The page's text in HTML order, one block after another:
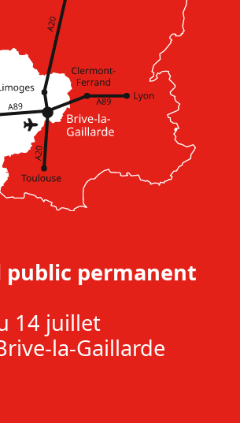
public permanent
14 juillet
la-Gaillarde